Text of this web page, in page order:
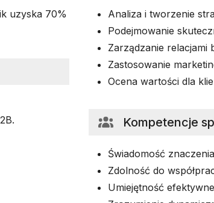
uzyska 70%
Analiza i tworzenie
Podejmowanie
Zarządzanie relacjami
Zastosowanie
Ocena wartości dla
Kompetencje
Świadomość
Zdolność do
Umiejętność